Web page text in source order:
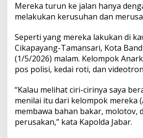
Mereka turun ke jalan hanya
melakukan kerusuhan dan
Seperti yang mereka lakukan di
Cikapayang-Tamansari, Kota
(1/5/2026) malam. Kelompok
pos polisi, kedai roti, dan
“Kalau melihat ciri-cirinya saya
menilai itu dari kelompok mereka
membawa bahan bakar, molotov,
perusakan,” kata Kapolda Jabar.